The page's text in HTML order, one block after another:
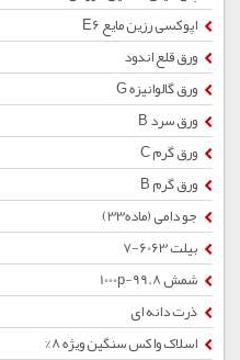
اپوکسی رزین مایع E6
ورق قلع اندود
ورق گالوانیزه G
ورق سرد B
ورق گرم C
ورق گرم B
جو دامی (ماده33)
بیلت 6063-7
شمش 1000p-99.8
ذرت دانه ای
اسلاک واکس سنگین ویژه 8%